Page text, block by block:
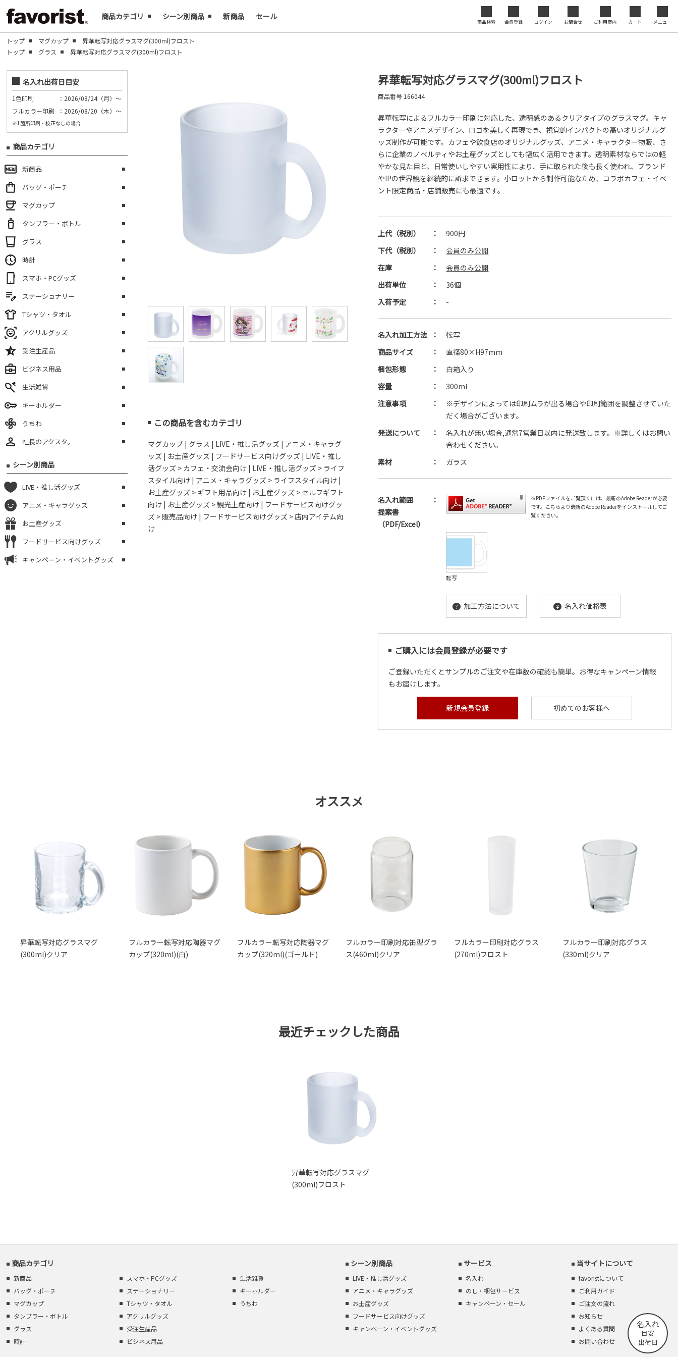
商品カテゴリ シーン別商品 新商品 セール
商品検索 会員登録 ログイン お問合せ ご利用案内 カート メニュー
トップ マグカップ
昇華転写対応グラスマグ(300ml)フロスト
トップ
グラス 昇華転写対応グラスマグ(300ml)フロスト
昇華転写対応グラスマグ(300ml)フロスト
商品番号 166044
昇華転写によるフルカラー印刷に対応した、透明感のあるクリアタイプのグラスマグ。キャ
ラクターやアニメデザイン、ロゴを美しく再現でき、視覚的インパクトの高いオリジナルグ
ッズ制作が可能です。カフェや飲食店のオリジナルグッズ、アニメ・キャラクター物販、さ
らに企業のノベルティやお土産グッズとしても幅広く活用できます。透明素材ならではの軽
やかな見た目と、日常使いしやすい実用性により、手に取られた後も長く使われ、ブランド
やIPの世界観を継続的に訴求できます。小ロットから制作可能なため、コラボカフェ・イベ
ント限定商品・店舗販売にも最適です。
上代（税別） ：
900円
下代（税別）
：
会員のみ公開
在庫
：
会員のみ公開
出荷単位
：
36個
入荷予定
： -
名入れ加工方法 ：
転写
商品サイズ
：
直径80×H97mm
梱包形態
：
白箱入り
容量
：
300ml
注意事項
：
※デザインによっては印刷ムラが出る場合や印刷範囲を調整させていた
だく場合がございます。
発送について
：
名入れが無い場合,通常7営業日以内に発送致します。※詳しくはお問い
合わせください。
素材
： ガラス
名入れ範囲
提案書
（PDF/Excel）
：
※PDFファイルをご覧頂くには、最新のAdobe Readerが必要
です。 こちらより最新のAdobe Readerをインストールしてご
覧ください。
転写
? 加工方法について ¥ 名入れ価格表
ご購入には会員登録が必要です
ご登録いただくとサンプルのご注文や在庫数の確認も簡単。お得なキャンペーン情報
もお届けします。
新規会員登録 初めてのお客様へ
この商品を含むカテゴリ
マグカップ | グラス | LIVE・推し活グッズ | アニメ・キャラグ
ッズ | お土産グッズ | フードサービス向けグッズ | LIVE・推し
活グッズ > カフェ・交流会向け | LIVE・推し活グッズ > ライフ
スタイル向け | アニメ・キャラグッズ > ライフスタイル向け |
お土産グッズ > ギフト用品向け | お土産グッズ > セルフギフト
向け | お土産グッズ > 観光土産向け | フードサービス向けグッ
ズ > 販売品向け | フードサービス向けグッズ > 店内アイテム向
け
名入れ出荷日目安
1色印刷
：2026/08/24（月）～
フルカラー印刷
：2026/08/20（木）～
※1箇所印刷・校正なしの場合
商品カテゴリ
新商品
バッグ・ポーチ
マグカップ
タンブラー・ボトル
グラス
時計
スマホ・PCグッズ
ステーショナリー
Tシャツ・タオル
アクリルグッズ
受注生産品
ビジネス用品
生活雑貨
キーホルダー
うちわ
社長のアクスタ。
シーン別商品
LIVE・推し活グッズ
アニメ・キャラグッズ
お土産グッズ
フードサービス向けグッズ
キャンペーン・イベントグッズ
オススメ
昇華転写対応グラスマグ
(300ml)クリア
フルカラー転写対応陶器マグ
カップ(320ml)(白)
フルカラー転写対応陶器マグ
カップ(320ml)(ゴールド)
フルカラー印刷対応缶型グラ
ス(460ml)クリア
フルカラー印刷対応グラス
(270ml)フロスト
フルカラー印刷対応グラス
(330ml)クリア
最近チェックした商品
昇華転写対応グラスマグ
(300ml)フロスト
商品カテゴリ
新商品
バッグ・ポーチ
マグカップ
タンブラー・ボトル
グラス
時計
スマホ・PCグッズ
ステーショナリー
Tシャツ・タオル
アクリルグッズ
受注生産品
ビジネス用品
生活雑貨
キーホルダー
うちわ
シーン別商品
LIVE・推し活グッズ
アニメ・キャラグッズ
お土産グッズ
フードサービス向けグッズ
キャンペーン・イベントグッズ
サービス
名入れ
のし・梱包サービス
キャンペーン・セール
当サイトについて
favoristについて
ご利用ガイド
ご注文の流れ
お知らせ
よくある質問
お問い合わせ
名入れ
目安
出荷日
閉じる